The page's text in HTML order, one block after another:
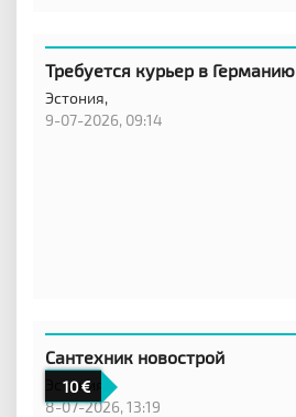
Требуется курьер в Германию
Эстония,
9-07-2026, 09:14
10
Сантехник новострой
Эстония
8-07-2026, 13:19